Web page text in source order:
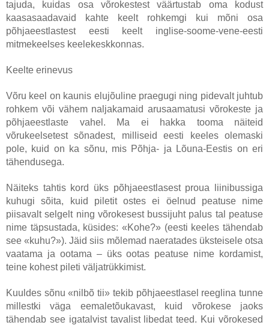
tajuda, kuidas osa võrokestest väärtustab oma kodust
kaasasaadavaid kahte keelt rohkemgi kui mõni osa
põhjaeestlastest eesti keelt inglise-soome-vene-eesti
mitmekeelses keelekeskkonnas.
Keelte erinevus
Võru keel on kaunis elujõuline praegugi ning pidevalt juhtub
rohkem või vähem naljakamaid arusaamatusi võrokeste ja
põhjaeestlaste vahel. Ma ei hakka tooma näiteid
võrukeelsetest sõnadest, milliseid eesti keeles olemaski
pole, kuid on ka sõnu, mis Põhja- ja Lõuna-Eestis on eri
tähendusega.
Näiteks tahtis kord üks põhjaeestlasest proua liinibussiga
kuhugi sõita, kuid piletit ostes ei öelnud peatuse nime
piisavalt selgelt ning võrokesest bussijuht palus tal peatuse
nime täpsustada, küsides: «Kohe?» (eesti keeles tähendab
see «kuhu?»). Jäid siis mõlemad naeratades üksteisele otsa
vaatama ja ootama – üks ootas peatuse nime kordamist,
teine kohest pileti väljatrükkimist.
Kuuldes sõnu «nilbõ tii» tekib põhjaeestlasel reeglina tunne
millestki väga eemaletõukavast, kuid võrokese jaoks
tähendab see igatalvist tavalist libedat teed. Kui võrokesed